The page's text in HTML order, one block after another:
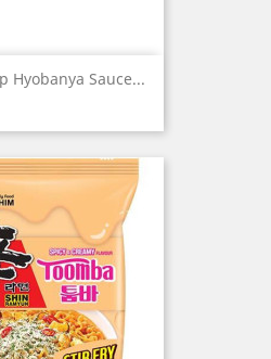
Hyobanya Sauce...